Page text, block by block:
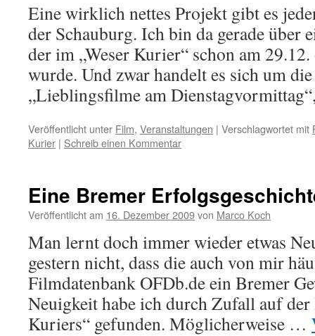
Eine wirklich nettes Projekt gibt es
der Schauburg. Ich bin da gerade über
der im „Weser Kurier“ schon am
wurde. Und zwar handelt es sich um
„Lieblingsfilme am
Veröffentlicht unter Film, Veranstaltungen | Verschlagwortet mit
Kurier | Schreib einen Kommentar
Eine Bremer
Veröffentlicht am 16. Dezember 2009von Marco Koch
Man lernt doch immer wieder etwas
gestern nicht, dass die auch von mir
Filmdatenbank OFDb.de ein Bremer
Neuigkeit habe ich durch Zufall auf der
Kuriers“ gefunden. Möglicherweise …